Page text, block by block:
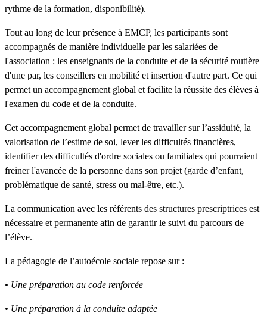
rythme de la formation, disponibilité).
Tout au long de leur présence à EMCP, les participants sont
accompagnés de manière individuelle par les salariées de
l'association : les enseignants de la conduite et de la sécurité routière
d'une par, les conseillers en mobilité et insertion d'autre part. Ce qui
permet un accompagnement global et facilite la réussite des élèves à
l'examen du code et de la conduite.
Cet accompagnement global permet de travailler sur l’assiduité, la
valorisation de l’estime de soi, lever les difficultés financières,
identifier des difficultés d'ordre sociales ou familiales qui pourraient
freiner l'avancée de la personne dans son projet (garde d’enfant,
problématique de santé, stress ou mal-être, etc.).
La communication avec les référents des structures prescriptrices est
nécessaire et permanente afin de garantir le suivi du parcours de
l’élève.
La pédagogie de l’autoécole sociale repose sur :
• Une préparation au code renforcée
• Une préparation à la conduite adaptée